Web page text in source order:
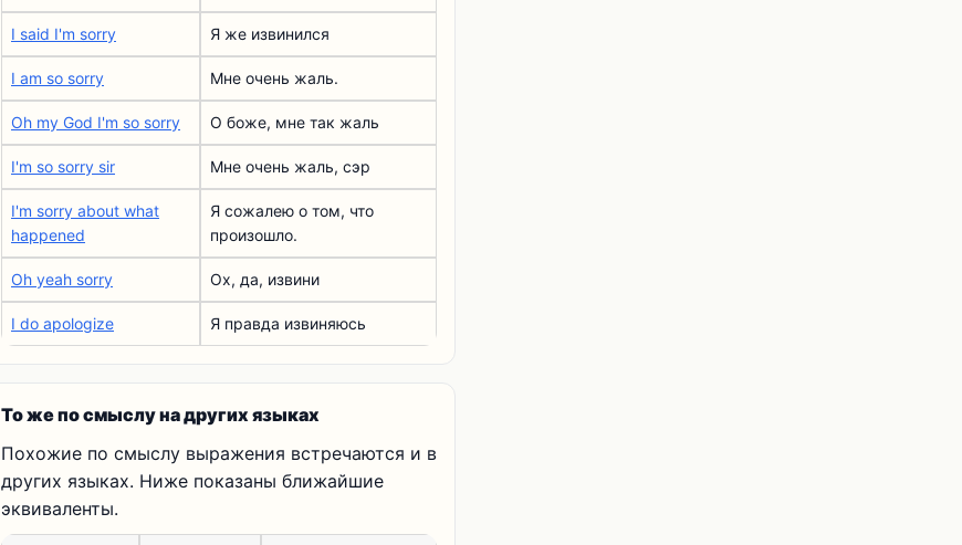
I said I'm sorry Я же извинился
I am so sorry Мне очень жаль.
Oh my God I'm so sorry О боже, мне так жаль
I'm so sorry sir Мне очень жаль, сэр
I'm sorry about what
happened
Я сожалею о том, что
произошло.
Oh yeah sorry Ох, да, извини
I do apologize Я правда извиняюсь
То же по смыслу на других языках
Похожие по смыслу выражения встречаются и в
других языках. Ниже показаны ближайшие
эквиваленты.